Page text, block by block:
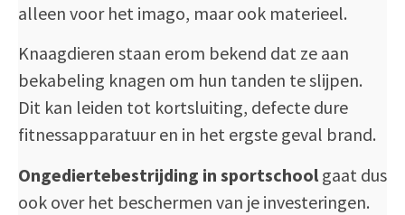
alleen voor het imago, maar ook materieel.
Knaagdieren staan erom bekend dat ze aan
bekabeling knagen om hun tanden te slijpen.
Dit kan leiden tot kortsluiting, defecte dure
fitnessapparatuur en in het ergste geval brand.
Ongediertebestrijding in sportschool gaat dus
ook over het beschermen van je investeringen.